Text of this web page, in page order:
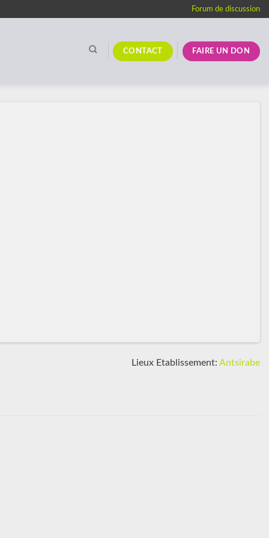
Forum de discussion
CONTACT FAIRE UN DON
Lieux Etablissement: Antsirabe